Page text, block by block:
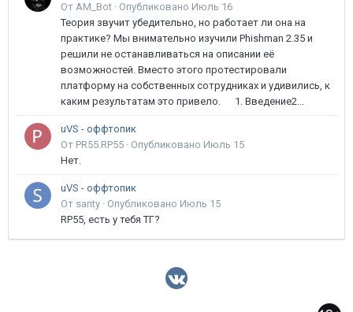
От AM_Bot · Опубликовано Июль 16
Теория звучит убедительно, но работает ли она на
практике? Мы внимательно изучили Phishman 2.35 и
решили не останавливаться на описании её
возможностей. Вместо этого протестировали
платформу на собственных сотрудниках и удивились, к
каким результатам это привело. 1. Введение2...
uVS - оффтопик
От PR55.RP55 · Опубликовано Июль 15
Нет.
uVS - оффтопик
От santy · Опубликовано Июль 15
RP55, есть у тебя ТГ?